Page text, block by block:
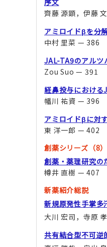
序文
齊藤 源顕，伊藤
アミロイドβを分
中村 里菜 — 386
JAL-TA9のアルツ
Zou Suo — 391
経鼻投与におけ
幡川 祐資 — 396
アミロイドβに対
東 洋一郎 — 402
創薬シリーズ（8
創薬・薬理研究の
樽井 直樹 — 407
新薬紹介総説
新規原発性手掌多
大川 宏司，寺原
共有結合型不可